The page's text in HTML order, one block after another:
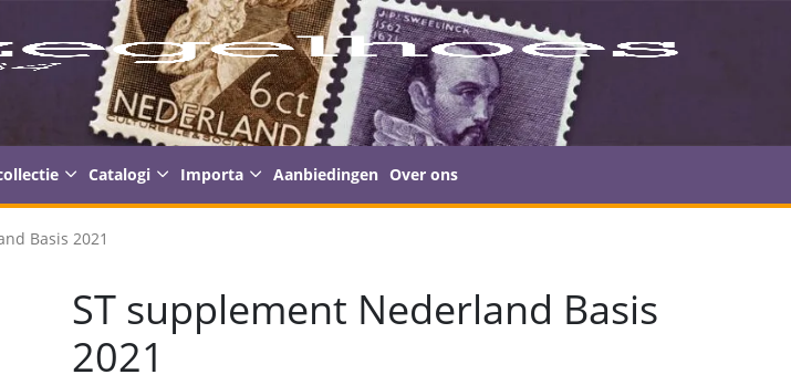
Catalogi Importa Aanbiedingen Over ons
Basis 2021
ST supplement Nederland Basis
2021